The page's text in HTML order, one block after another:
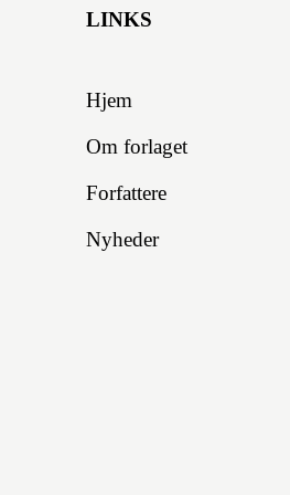
LINKS
Hjem
Om forlaget
Forfattere
Nyheder